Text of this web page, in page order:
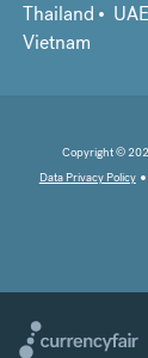
Thailand
UAE
Vietnam
Copyright ©
Data Privacy Policy